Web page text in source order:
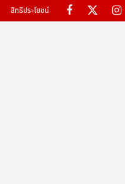
สิทธิประโยชน์